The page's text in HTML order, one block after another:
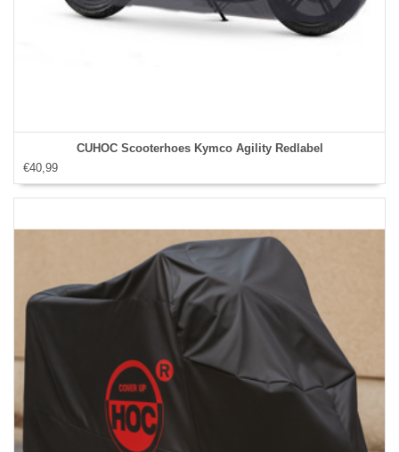
CUHOC Scooterhoes Kymco Agility Redlabel
€40,99